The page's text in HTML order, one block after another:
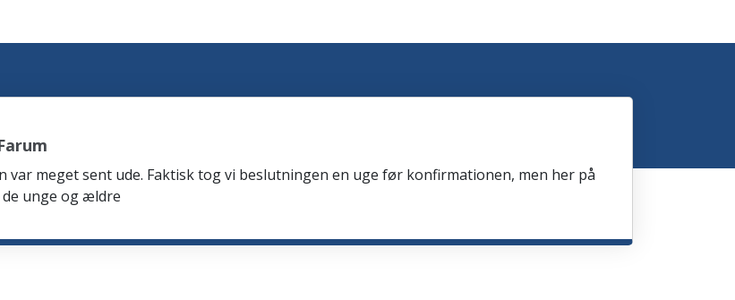
meget sent ude. Faktisk tog vi beslutningen en uge før konfirmationen, men her på
unge og ældre